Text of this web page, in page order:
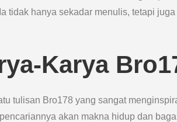
tidak hanya sekadar menulis, tetapi
Karya
tulisan Bro178 yang sangat
akan makna hidup dan